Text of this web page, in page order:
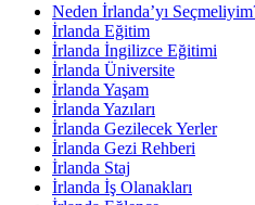
Neden İrlanda’yı
İrlanda Eğitim
İrlanda İngilizce Eğitimi
İrlanda Üniversite
İrlanda Yaşam
İrlanda Yazıları
İrlanda Gezilecek Yerler
İrlanda Gezi Rehberi
İrlanda Staj
İrlanda İş Olanakları